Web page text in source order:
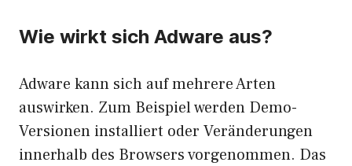
Wie wirkt sich Adware aus?
Adware kann sich auf mehrere Arten
auswirken. Zum Beispiel werden Demo-
Versionen installiert oder Veränderungen
innerhalb des Browsers vorgenommen. Das